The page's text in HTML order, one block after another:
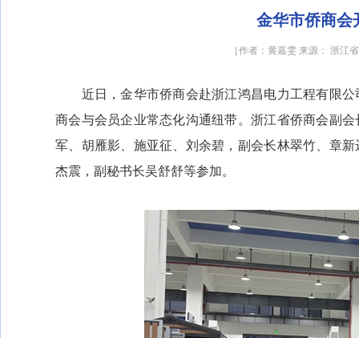
金华市侨商会
［作者：黄嘉雯 来源： 浙
近日，金华市侨商会赴浙江鸿昌电力工程有限公
商会与会员企业常态化沟通纽带。浙江省侨商会副
军、胡雁影、施亚征、刘余碧，副会长林翠竹、章
杰震，副秘书长吴舒舒等参加。